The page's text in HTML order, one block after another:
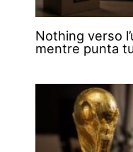
Nothing verso
mentre punta